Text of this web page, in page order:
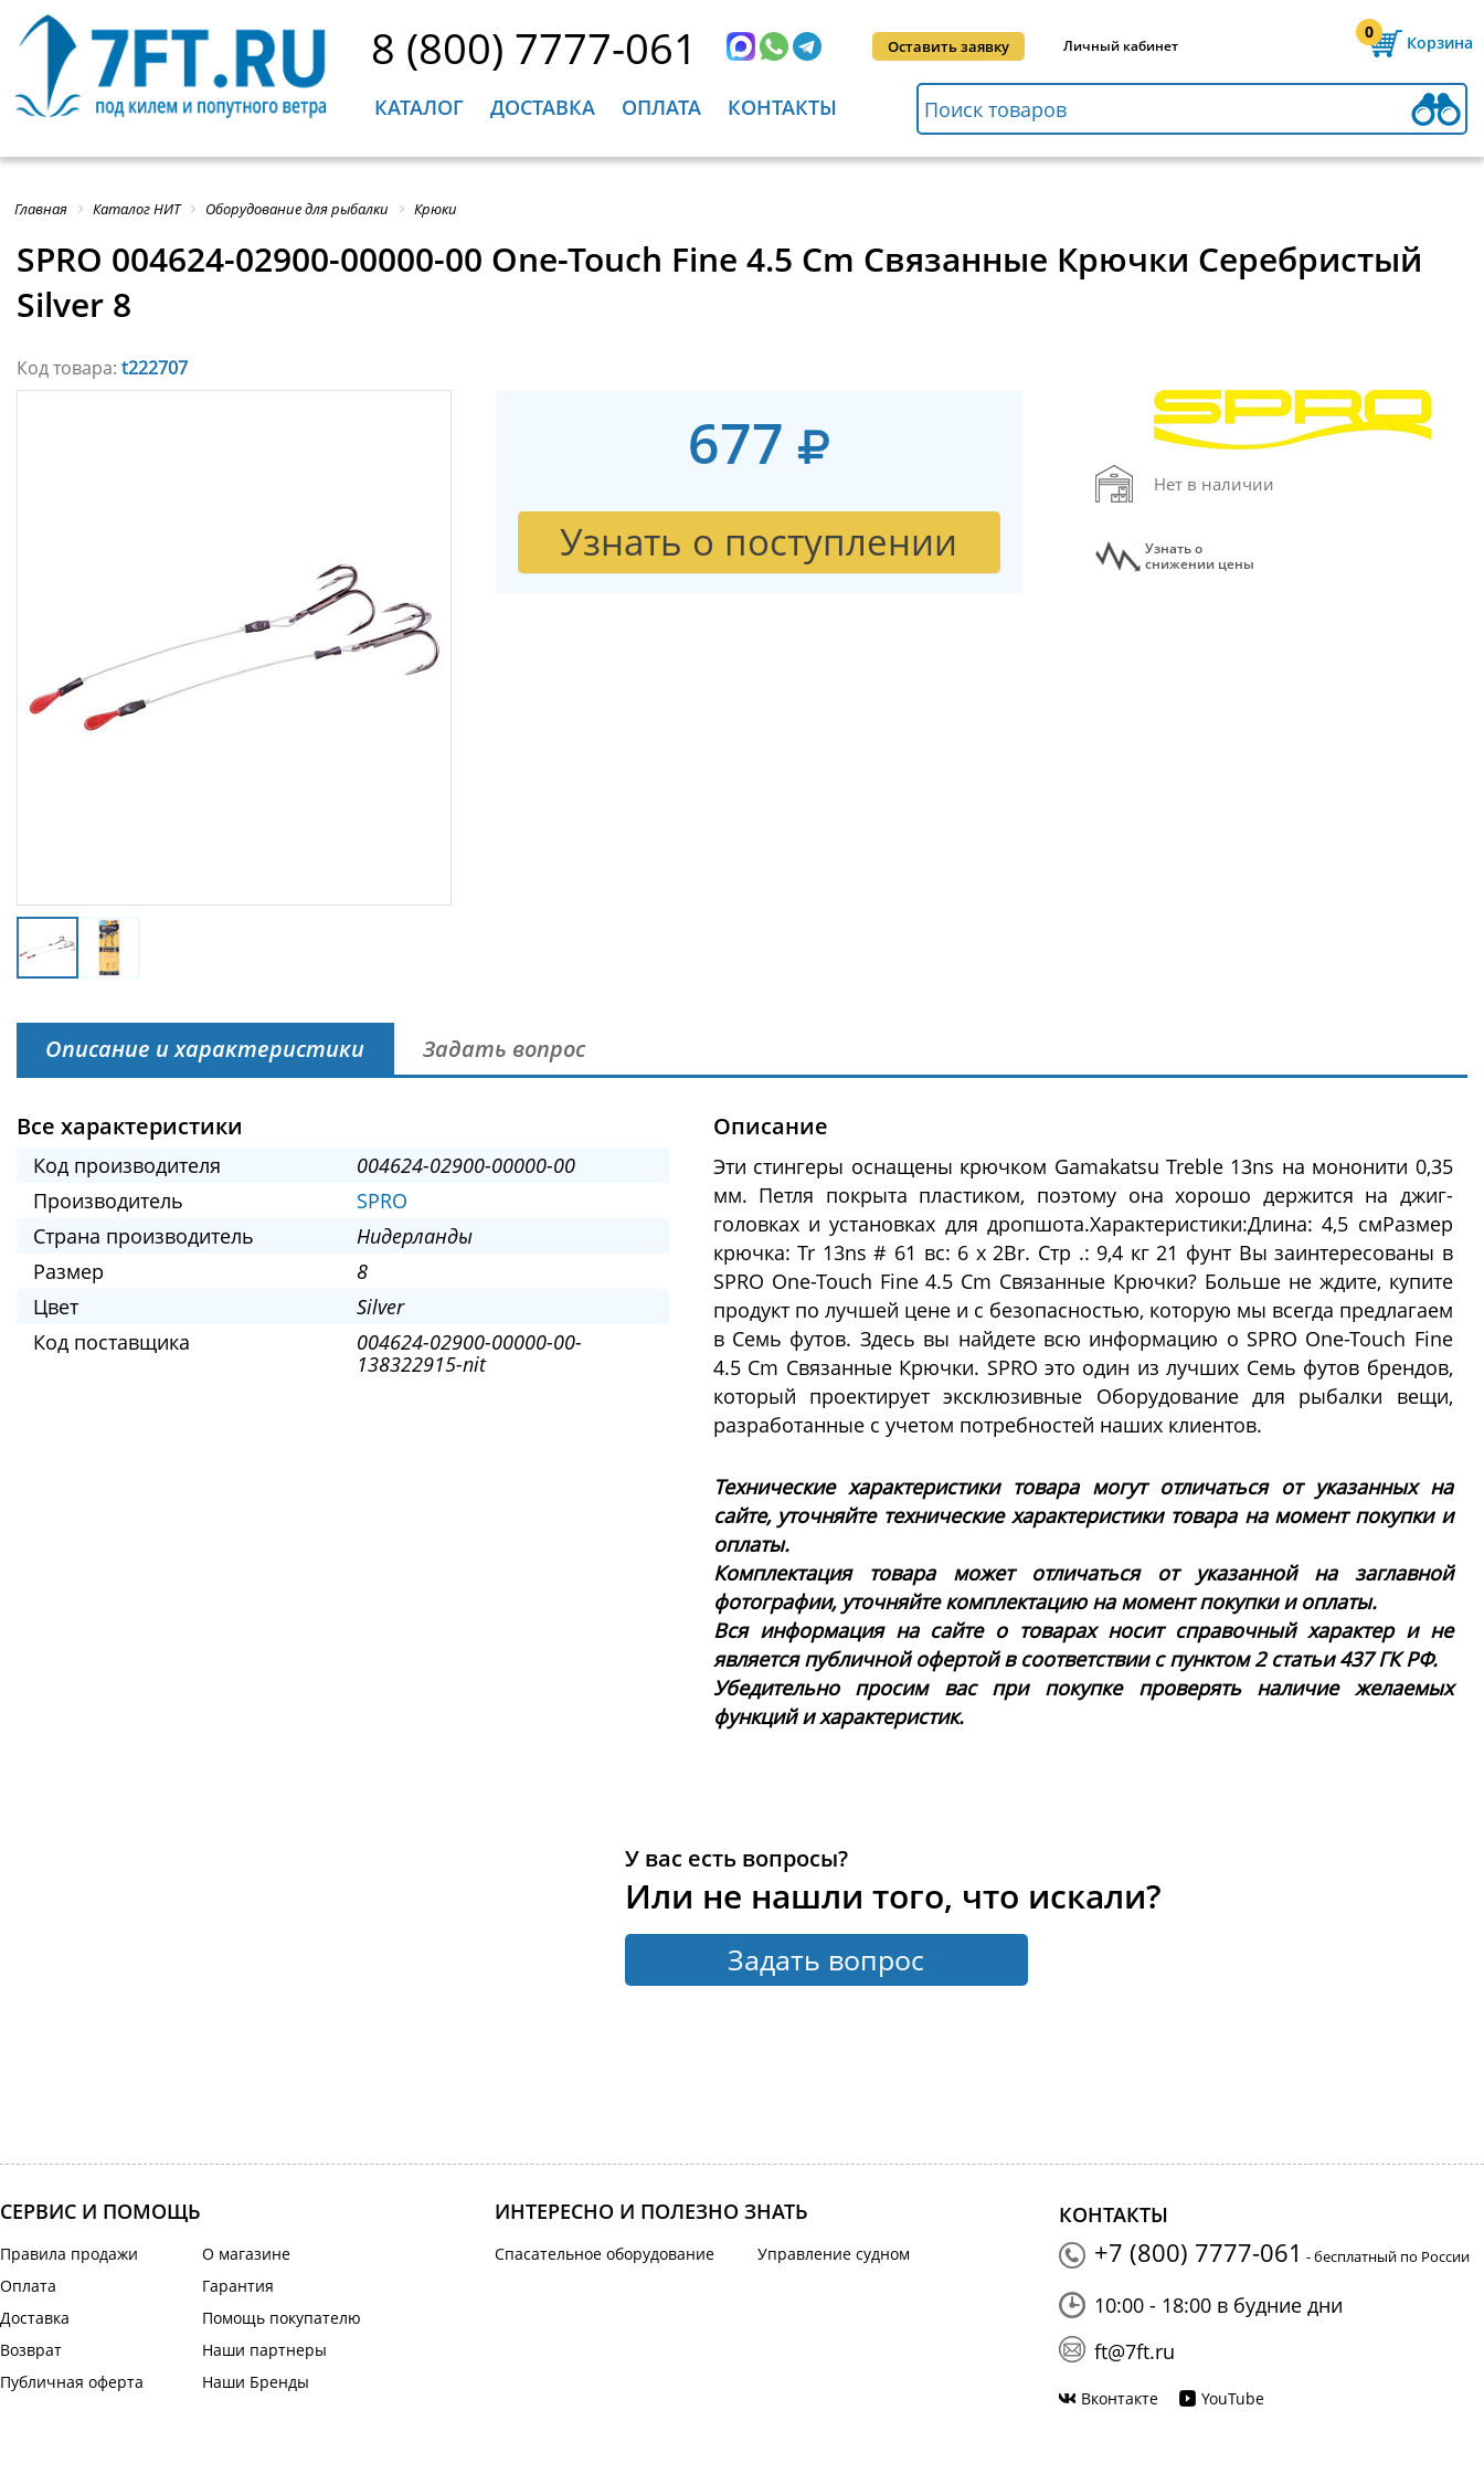
8 (800) 7777-061 Оставить заявку Личный кабинет
0
Корзина
КАТАЛОГ ДОСТАВКА ОПЛАТА КОНТАКТЫ
Главная Каталог НИТ Оборудование для рыбалки Крюки
SPRO 004624-02900-00000-00 One-Touch Fine 4.5 Cm Связанные Крючки Серебристый
Silver 8
Код товара: t222707
677
Узнать о поступлении
Нет в наличии
Узнать о
снижении цены
Описание и характеристики Задать вопрос
Все характеристики
Код производителя
004624-02900-00000-00
Производитель
SPRO
Страна производитель
Нидерланды
Размер
8
Цвет
Silver
Код поставщика
004624-02900-00000-00-
138322915-nit
Описание
Эти стингеры оснащены крючком Gamakatsu Treble 13ns на мононити 0,35
мм. Петля покрыта пластиком, поэтому она хорошо держится на джиг-
головках и установках для дропшота.Характеристики:Длина: 4,5 смРазмер
крючка: Tr 13ns # 61 вс: 6 х 2Br. Стр .: 9,4 кг 21 фунт Вы заинтересованы в
SPRO One-Touch Fine 4.5 Cm Связанные Крючки? Больше не ждите, купите
продукт по лучшей цене и с безопасностью, которую мы всегда предлагаем
в Семь футов. Здесь вы найдете всю информацию о SPRO One-Touch Fine
4.5 Cm Связанные Крючки. SPRO это один из лучших Семь футов брендов,
который проектирует эксклюзивные Оборудование для рыбалки вещи,
разработанные с учетом потребностей наших клиентов.
Технические характеристики товара могут отличаться от указанных на
сайте, уточняйте технические характеристики товара на момент покупки и
оплаты.
Комплектация товара может отличаться от указанной на заглавной
фотографии, уточняйте комплектацию на момент покупки и оплаты.
Вся информация на сайте о товарах носит справочный характер и не
является публичной офертой в соответствии с пунктом 2 статьи 437 ГК РФ.
Убедительно просим вас при покупке проверять наличие желаемых
функций и характеристик.
У вас есть вопросы?
Или не нашли того, что искали?
Задать вопрос
СЕРВИС И ПОМОЩЬ
Правила продажи
Оплата
Доставка
Возврат
Публичная оферта
О магазине
Гарантия
Помощь покупателю
Наши партнеры
Наши Бренды
ИНТЕРЕСНО И ПОЛЕЗНО ЗНАТЬ
Спасательное оборудование Управление судном
КОНТАКТЫ
+7 (800) 7777-061 - бесплатный по России
10:00 - 18:00 в будние дни
ft@7ft.ru
Вконтакте YouTube